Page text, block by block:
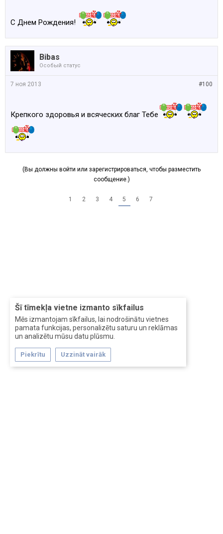
Šī tīmekļa vietne izmanto sīkfailus
Mēs izmantojam sīkfailus, lai nodrošinātu vietnes
pamata funkcijas, personalizētu saturu un reklāmas
un analizētu mūsu datu plūsmu.
Piekrītu Uzzināt vairāk
С Днем Рождения!
Bibas
Особый статус
#100
7 ноя 2013
Крепкого здоровья и всяческих благ Тебе
(Вы должны войти или зарегистрироваться, чтобы разместить
сообщение.)
1 2 3 4 5 6 7